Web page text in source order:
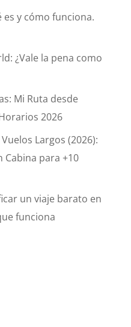
y cómo funciona.
¿Vale la pena como
Mi Ruta desde
2026
Largos (2026):
Cabina para +10
un viaje barato en
funciona